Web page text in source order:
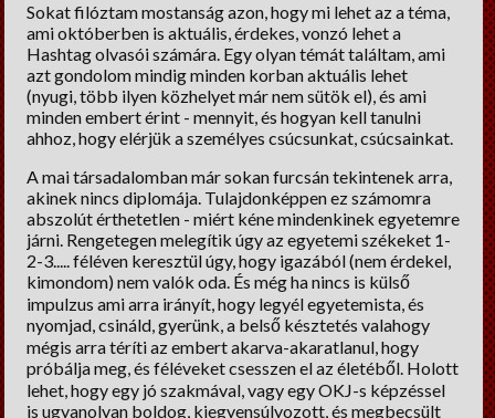
Dia konyhája
A nagy fogyidráma
Lelki Pillér
HM tippek
Régiségek
Erős fekete
Cooltúr Koktél
Limonádé
Sokat filóztam mostanság azon, hogy mi lehet az a téma,
ami októberben is aktuális, érdekes, vonzó lehet a
Hashtag olvasói számára. Egy olyan témát találtam, ami
azt gondolom mindig minden korban aktuális lehet
(nyugi, több ilyen közhelyet már nem sütök el), és ami
minden embert érint - mennyit, és hogyan kell tanulni
ahhoz, hogy elérjük a személyes csúcsunkat, csúcsainkat.
A mai társadalomban már sokan furcsán tekintenek arra,
akinek nincs diplomája. Tulajdonképpen ez számomra
abszolút érthetetlen - miért kéne mindenkinek egyetemre
járni. Rengetegen melegítik úgy az egyetemi székeket 1-
2-3..... féléven keresztül úgy, hogy igazából (nem érdekel,
kimondom) nem valók oda. És még ha nincs is külső
impulzus ami arra irányít, hogy legyél egyetemista, és
nyomjad, csináld, gyerünk, a belső késztetés valahogy
mégis arra téríti az embert akarva-akaratlanul, hogy
próbálja meg, és féléveket csesszen el az életéből. Holott
lehet, hogy egy jó szakmával, vagy egy OKJ-s képzéssel
is ugyanolyan boldog, kiegyensúlyozott, és megbecsült